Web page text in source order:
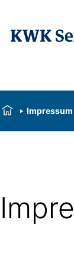
Impressum